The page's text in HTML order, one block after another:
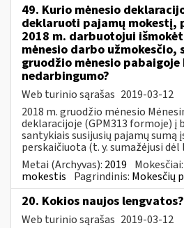
49. Kurio mėnesio
deklaruoti pajamų mokestį,
2018 m. darbuotojui
mėnesio darbo užmokesčio,
gruodžio mėnesio
nedarbingumo?
Web turinio sąrašas 2019-03-12
2018 m. gruodžio mėnesio
deklaracijoje (GPM313 formoje) į
santykiais susijusių pajamų sumą
perskaičiuota (t. y. sumažėjusi dėl
Metai (Archyvas): 2019 Mokesčiai:
mokestis Pagrindinis: Mokesčių
20. Kokios naujos lengvatos?
Web turinio sąrašas 2019-03-12